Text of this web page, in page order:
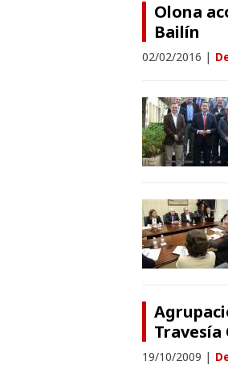
Olona
Bailín
02/02/2016 |
19/10/2009 |